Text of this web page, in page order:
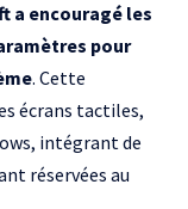
a encouragé les
pour
. Cette
écrans tactiles,
, intégrant de
réservées au